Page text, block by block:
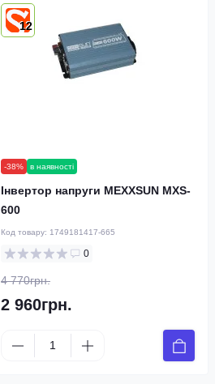
-38% в наявності
12
Інвертор напруги MEXXSUN MXS-
600
Код товару: 1749181417-665
0
4 770грн.
2 960грн.